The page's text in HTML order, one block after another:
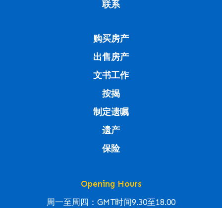
联系
购买房产
出售房产
文书工作
按揭
制定遗嘱
遗产
保险
Opening Hours
周一至周四：GMT时间9.30至18.00